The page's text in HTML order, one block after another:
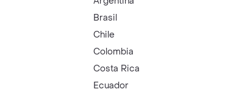
Brasil
Chile
Colombia
Costa Rica
Ecuador